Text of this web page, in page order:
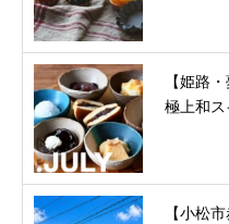
【姫路
極上和ス
【小松